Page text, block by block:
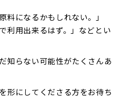
料になるかもしれない。」
利用出来るはず。」などとい
知らない可能性がたくさんあ
形にしてくださる方をお待ち